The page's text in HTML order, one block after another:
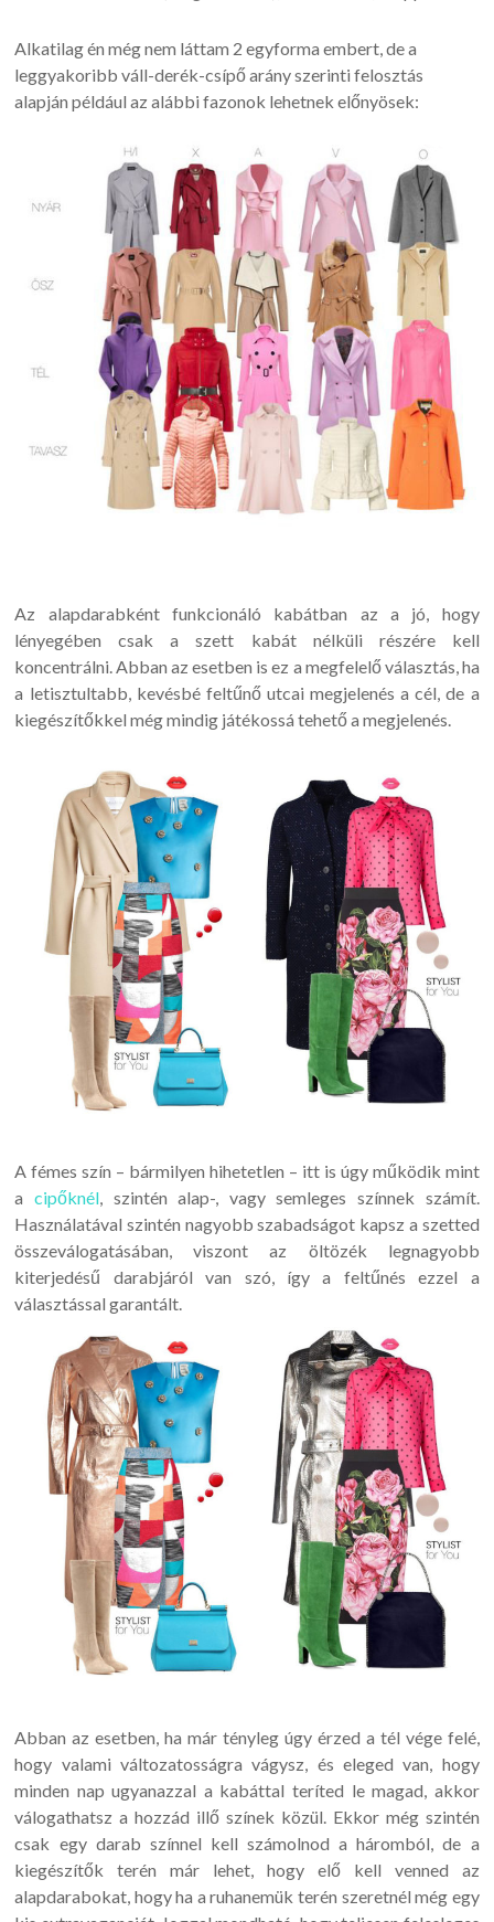
Alkatilag én még nem láttam 2 egyforma embert, de a
leggyakoribb váll-derék-csípő arány szerinti felosztás
alapján például az alábbi fazonok lehetnek előnyösek:
Az alapdarabként funkcionáló kabátban az a jó, hogy
lényegében csak a szett kabát nélküli részére kell
koncentrálni. Abban az esetben is ez a megfelelő választás, ha
a letisztultabb, kevésbé feltűnő utcai megjelenés a cél, de a
kiegészítőkkel még mindig játékossá tehető a megjelenés.
A fémes szín – bármilyen hihetetlen – itt is úgy működik mint
acipőknél , szintén alap-, vagy semleges színnek számít.
Használatával szintén nagyobb szabadságot kapsz a szetted
összeválogatásában, viszont az öltözék legnagyobb
kiterjedésű darabjáról van szó, így a feltűnés ezzel a
választással garantált.
Abban az esetben, ha már tényleg úgy érzed a tél vége felé,
hogy valami változatosságra vágysz, és eleged van, hogy
minden nap ugyanazzal a kabáttal teríted le magad, akkor
válogathatsz a hozzád illő színek közül. Ekkor még szintén
csak egy darab színnel kell számolnod a háromból, de a
kiegészítők terén már lehet, hogy elő kell venned az
alapdarabokat, hogy ha a ruhanemük terén szeretnél még egy